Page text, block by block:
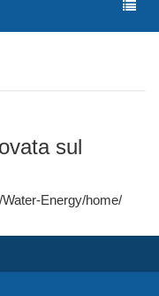
sul
Energy/home/